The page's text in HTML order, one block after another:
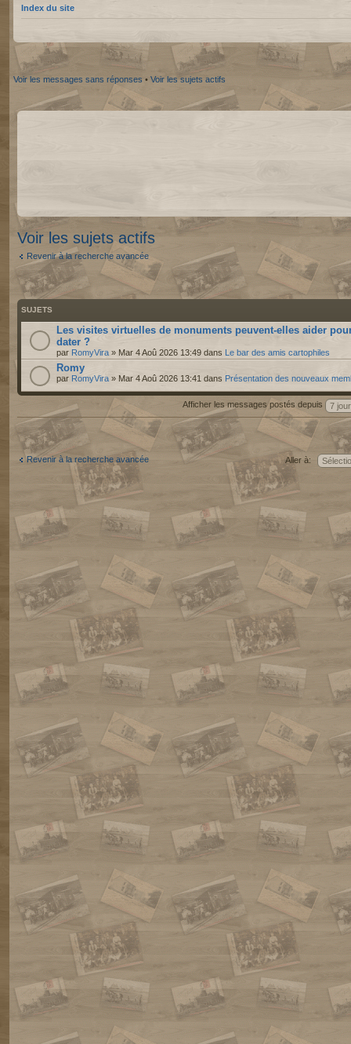
Index du site
Voir les messages sans réponses • Voir les sujets actifs
Voir les sujets actifs
Revenir à la recherche avancée
SUJETS
Les visites virtuelles de monuments peuvent-elles aider
dater ?
par RomyVira » Mar 4 Aoû 2026 13:49 dans Le bar des amis cartophiles
Romy
par RomyVira » Mar 4 Aoû 2026 13:41 dans Présentation des nouveaux
Afficher les messages postés depuis
Revenir à la recherche avancée Aller à: